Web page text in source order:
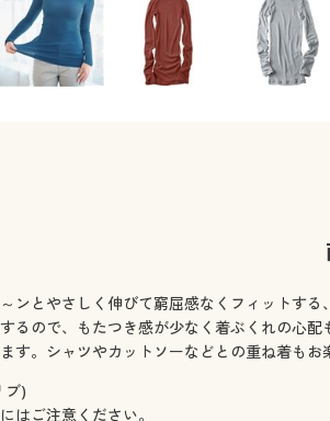
ンとやさしく伸びて窮屈感なくフィットす
るので、もたつき感が少なく着ぶくれの心
す。シャツやカットソーなどとの重ね着もお
ブ)
ご注意ください。